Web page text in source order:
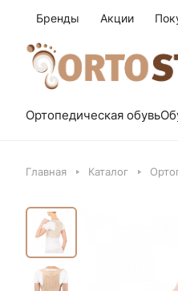
Бренды Акции
Ортопедическая обувь
Главная Каталог